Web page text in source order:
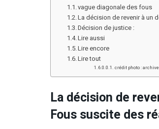
vague diagonale des fous
La décision de revenir à un
Décision de justice :
Lire aussi
Lire encore
Lire tout
crédit photo : archive
La décision de
Fous suscite des